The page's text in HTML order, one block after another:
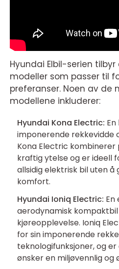
Hyundai Elbil-serien
modeller som passer til
preferanser. Noen av de
modellene inkluderer:
Hyundai Kona Electric:
imponerende rekkevidde
Kona Electric
kraftig ytelse og er ideell
allsidig elektrisk bil uten å
komfort.
Hyundai Ioniq Electric: En
aerodynamisk
kjøreopplevelse. Ioniq
for sin imponerende
teknologifunksjoner, og
ønsker en miljøvennlig og